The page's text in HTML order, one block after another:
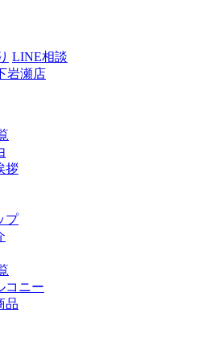
LINE相談
拶
プ
コニー
品